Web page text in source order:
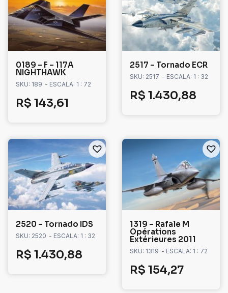
0189 – F – 117A
NIGHTHAWK
SKU: 189 - ESCALA: 1 : 72
R$ 143,61
2517 – Tornado ECR
SKU: 2517 - ESCALA: 1 : 32
R$ 1.430,88
2520 – Tornado IDS
SKU: 2520 - ESCALA: 1 : 32
R$ 1.430,88
1319 – Rafale M
Opérations
Extérieures 2011
SKU: 1319 - ESCALA: 1 : 72
R$ 154,27